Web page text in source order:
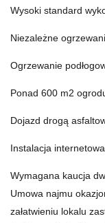
Wysoki standard
Niezależne
Ogrzewanie
Ponad 600 m2
Dojazd drogą
Instalacja
Wymagana kaucja
Umowa najmu
załatwieniu lokalu